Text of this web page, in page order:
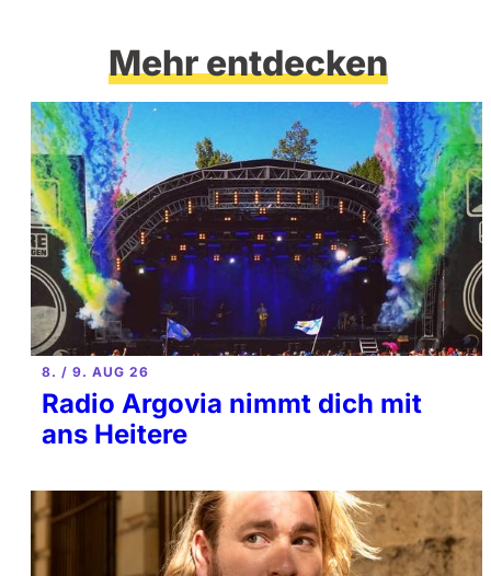
Mehr entdecken
8. / 9. AUG 26
Radio Argovia nimmt dich mit
ans Heitere